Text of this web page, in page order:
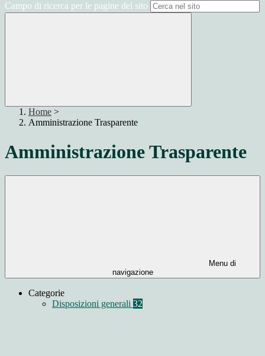
Campo di ricerca per le pagine del sito
Home >
Amministrazione Trasparente
Amministrazione Trasparente
Menu di
navigazione
Categorie
Disposizioni generali 32